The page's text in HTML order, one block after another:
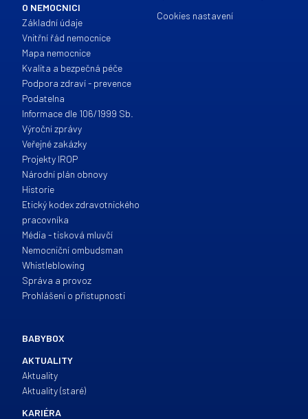
O NEMOCNICI
Základní údaje
Vnitřní řád nemocnice
Mapa nemocnice
Kvalita a bezpečná péče
Podpora zdraví - prevence
Podatelna
Informace dle 106/1999 Sb.
Výroční zprávy
Veřejné zakázky
Projekty IROP
Národní plán obnovy
Historie
Etický kodex zdravotnického
pracovníka
Média - tisková mluvčí
Nemocniční ombudsman
Whistleblowing
Správa a provoz
Prohlášení o přístupnosti
Cookies nastavení
BABYBOX
AKTUALITY
Aktuality
Aktuality (staré)
KARIÉRA